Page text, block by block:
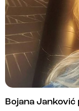
Bojana Janković